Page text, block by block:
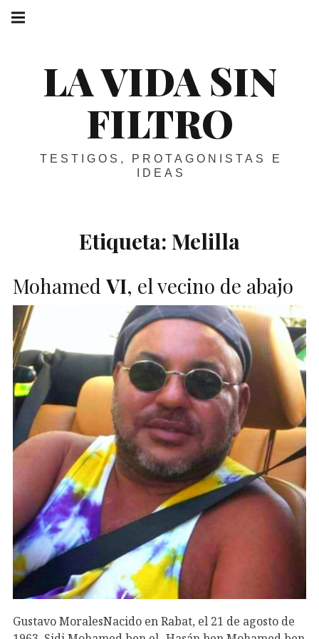
Skip
LA VIDA SIN
FILTRO
TESTIGOS, PROTAGONISTAS E
IDEAS
navigation
Etiqueta: Melilla
Mohamed VI, el vecino de abajo
Gustavo MoralesNacido en Rabat, el 21 de agosto de